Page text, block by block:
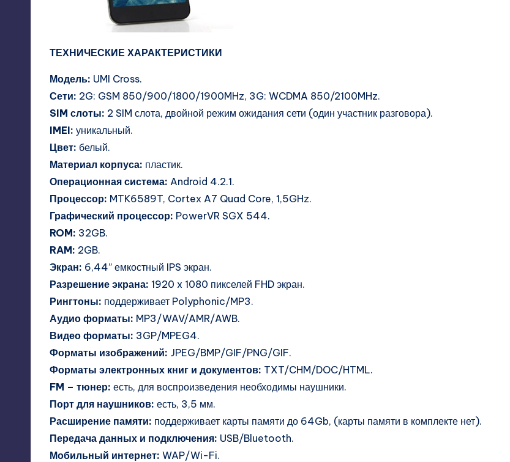
ТЕХНИЧЕСКИЕ ХАРАКТЕРИСТИКИ
Модель: UMI Cross.
Сети: 2G: GSM 850/900/1800/1900MHz, 3G: WCDMA 850/2100MHz.
SIM слоты: 2 SIM слота, двойной режим ожидания сети (один участник разговора).
IMEI: уникальный.
Цвет: белый.
Материал корпуса: пластик.
Операционная система: Android 4.2.1.
Процессор: MTK6589T, Cortex A7 Quad Core, 1,5GHz.
Графический процессор: PowerVR SGX 544.
ROM: 32GB.
RAM: 2GB.
Экран: 6,44” емкостный IPS экран.
Разрешение экрана: 1920 x 1080 пикселей FHD экран.
Рингтоны: поддерживает Polyphonic/MP3.
Аудио форматы: MP3/WAV/AMR/AWB.
Видео форматы: 3GP/MPEG4.
Форматы изображений: JPEG/BMP/GIF/PNG/GIF.
Форматы электронных книг и документов: TXT/CHM/DOC/HTML.
FM – тюнер: есть, для воспроизведения необходимы наушники.
Порт для наушников: есть, 3,5 мм.
Расширение памяти: поддерживает карты памяти до 64Gb, (карты памяти в комплекте нет).
Передача данных и подключения: USB/Bluetooth.
Мобильный интернет: WAP/Wi-Fi.